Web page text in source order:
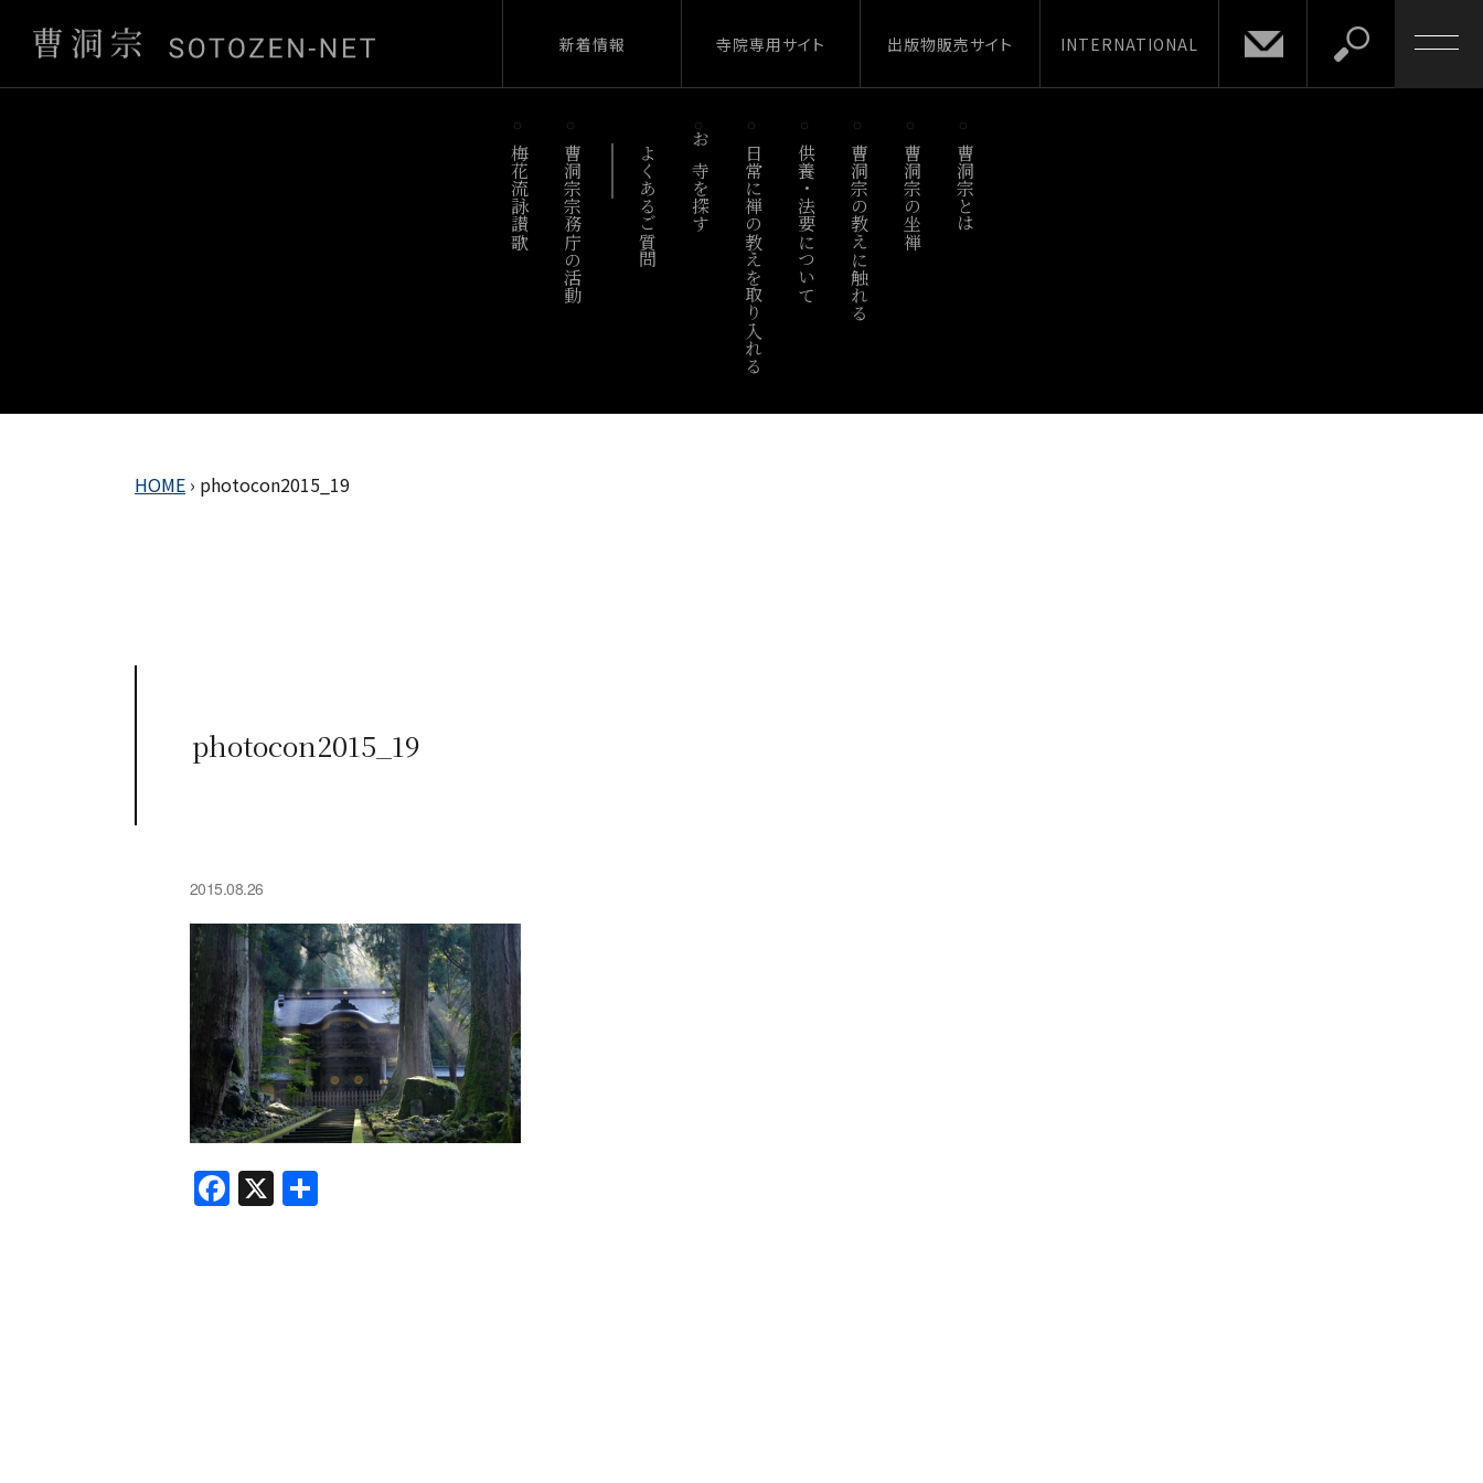
新着情報 寺院専用サイト 出版物販売サイト INTERNATIONAL
梅花流詠讃歌 曹洞宗宗務庁の活動 よくあるご質問 お寺を探す 日常に禅の教えを取り入れる 供養・法要について 曹洞宗の教えに触れる 曹洞宗の坐禅 曹洞宗とは
HOME › photocon2015_19
photocon2015_19
2015.08.26
F
a
X